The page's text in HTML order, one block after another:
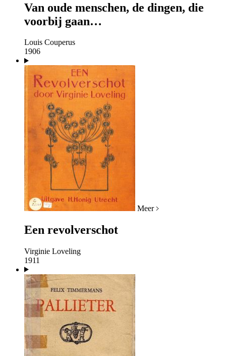
Van oude menschen, de dingen, die
voorbij gaan…
Louis Couperus
1906
Meer
Een revolverschot
Virginie Loveling
1911